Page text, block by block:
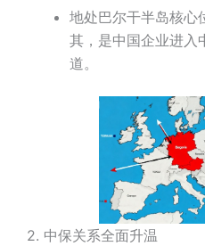
地处巴尔干半岛核心
其，是中国企业进入
道。
2. 中保关系全面升温